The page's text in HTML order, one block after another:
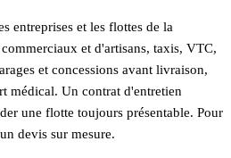
entreprises et les flottes de la
et d'artisans, taxis, VTC,
et concessions avant livraison,
médical. Un contrat d'entretien
une flotte toujours présentable. Pour
devis sur mesure.